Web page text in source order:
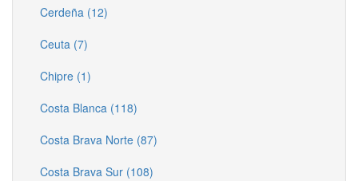
Cerdeña (12)
Ceuta (7)
Chipre (1)
Costa Blanca (118)
Costa Brava Norte (87)
Costa Brava Sur (108)